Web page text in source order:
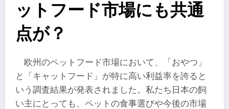
ットフード市場にも共通
点が？
欧州のペットフード市場において、「おやつ」
と「キャットフード」が特に高い利益率を誇ると
いう調査結果が発表されました。私たち日本の飼
い主にとっても、ペットの食事選びや今後の市場